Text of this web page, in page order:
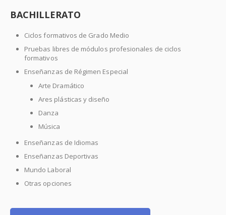
BACHILLERATO
Ciclos formativos de Grado Medio
Pruebas libres de módulos profesionales de ciclos
formativos
Enseñanzas de Régimen Especial
Arte Dramático
Ares plásticas y diseño
Danza
Música
Enseñanzas de Idiomas
Enseñanzas Deportivas
Mundo Laboral
Otras opciones